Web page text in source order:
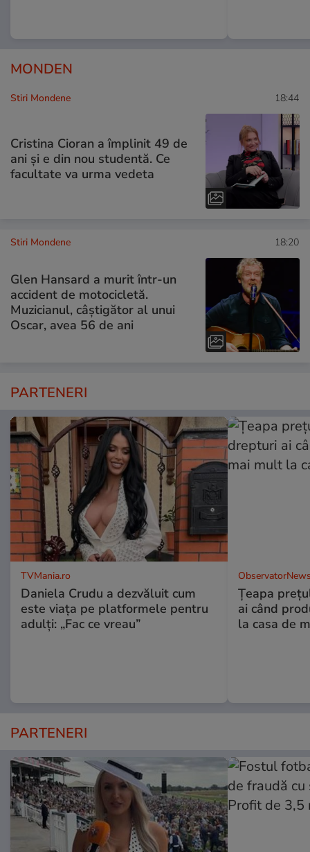
MONDEN
Stiri Mondene 18:44
Cristina Cioran a împlinit 49 de
ani și e din nou studentă. Ce
facultate va urma vedeta
Stiri Mondene 18:20
Glen Hansard a murit într-un
accident de motocicletă.
Muzicianul, câștigător al unui
Oscar, avea 56 de ani
PARTENERI
TVMania.ro
Daniela Crudu a dezvăluit cum
este viața pe platformele pentru
adulți: „Fac ce vreau”
Țeapa
ai când
la casa de
PARTENERI